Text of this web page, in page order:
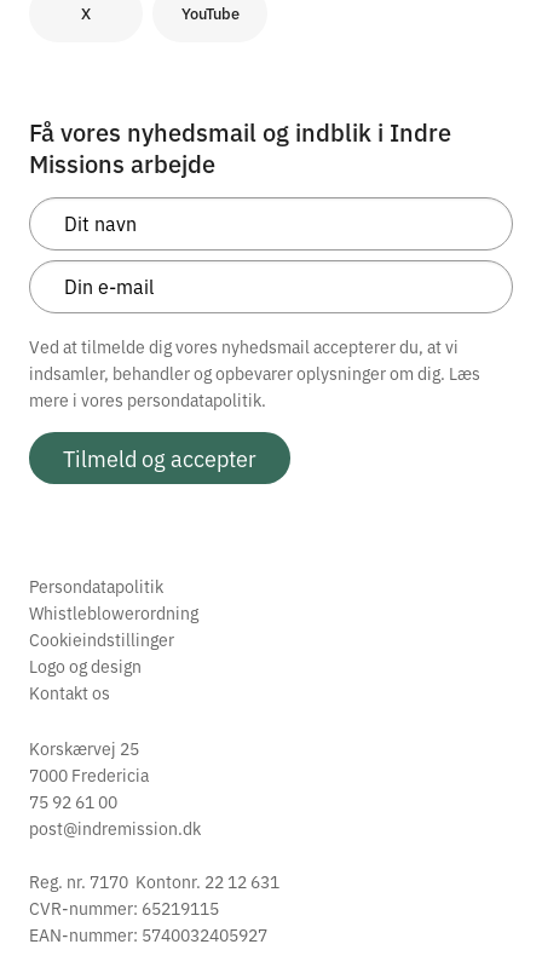
X YouTube
Få vores nyhedsmail og indblik i Indre
Missions arbejde
Ved at tilmelde dig vores nyhedsmail accepterer du, at vi
indsamler, behandler og opbevarer oplysninger om dig. Læs
mere i vores persondatapolitik.
Tilmeld og accepter
Persondatapolitik
Whistleblowerordning
Cookieindstillinger
Logo og design
Kontakt os
Korskærvej 25
7000 Fredericia
75 92 61 00
post@indremission.dk
Reg. nr. 7170 Kontonr. 22 12 631
CVR-nummer: 65219115
EAN-nummer: 5740032405927